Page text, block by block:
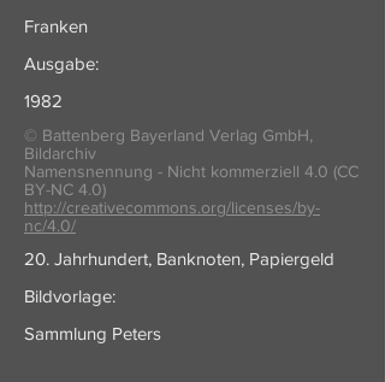
Franken
Ausgabe:
1982
© Battenberg Bayerland Verlag GmbH,
Bildarchiv
Namensnennung - Nicht kommerziell 4.0 (CC
BY-NC 4.0)
http://creativecommons.org/licenses/by-
nc/4.0/
20. Jahrhundert, Banknoten, Papiergeld
Bildvorlage:
Sammlung Peters